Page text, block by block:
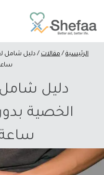
الرئيسية / مقالات / دليل شامل
دليل شامل
الخصية